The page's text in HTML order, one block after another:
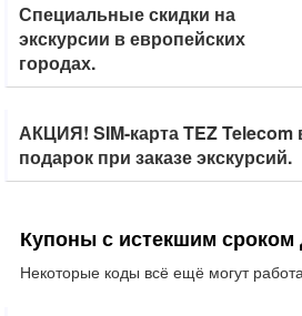
Специальные скидки на
экскурсии в европейских
городах.
АКЦИЯ! SIM-карта TEZ Telecom
подарок при заказе экскурсий.
Купоны с истекшим сроком
Некоторые коды всё ещё могут